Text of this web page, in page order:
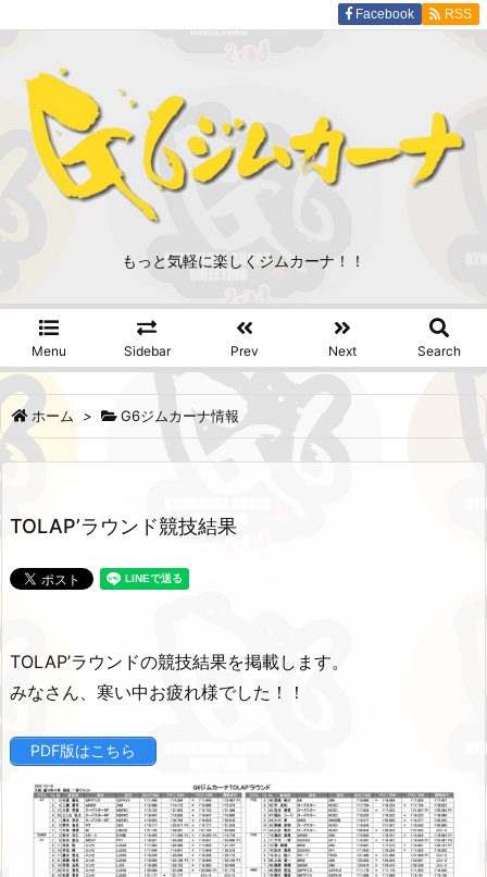
もっと気軽に楽しくジムカーナ！！
Menu Sidebar Prev Next Search
Facebook RSS
ホーム > G6ジムカーナ情報
TOLAP’ラウンド競技結果
TOLAP’ラウンドの競技結果を掲載します。
みなさん、寒い中お疲れ様でした！！
PDF版はこちら